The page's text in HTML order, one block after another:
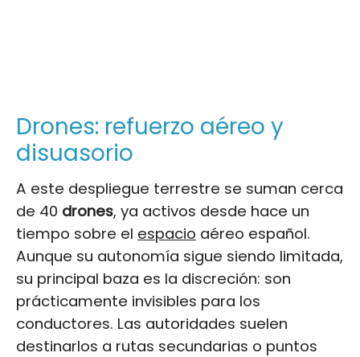
Drones: refuerzo aéreo y
disuasorio
A este despliegue terrestre se suman cerca
de 40 drones, ya activos desde hace un
tiempo sobre el espacio aéreo español.
Aunque su autonomía sigue siendo limitada,
su principal baza es la discreción: son
prácticamente invisibles para los
conductores. Las autoridades suelen
destinarlos a rutas secundarias o puntos